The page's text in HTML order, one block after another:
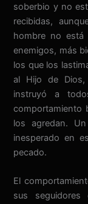
soberbio y no
recibidas,
hombre no está
enemigos, más
los que los
al Hijo de
instruyó a
comportamiento
los agredan.
inesperado en
pecado.
El
sus